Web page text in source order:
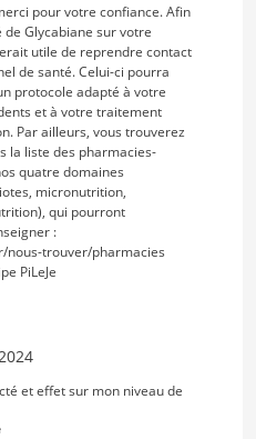
pour votre confiance. Afin
de Glycabiane sur votre
utile de reprendre contact
de santé. Celui-ci pourra
protocole adapté à votre
et à votre traitement
Par ailleurs, vous trouverez
la liste des pharmacies-
quatre domaines
micronutrition,
qui pourront
:
nous-trouver/pharmacies
PiLeJe
et effet sur mon niveau de